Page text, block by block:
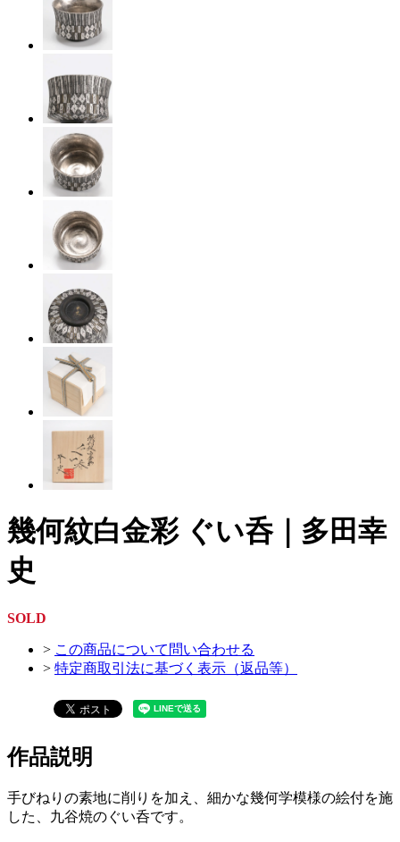
幾何紋白金彩 ぐい呑｜多田幸
史
SOLD
> この商品について問い合わせる
> 特定商取引法に基づく表示（返品等）
作品説明
手びねりの素地に削りを加え、細かな幾何学模様の絵付を施
した、九谷焼のぐい呑です。